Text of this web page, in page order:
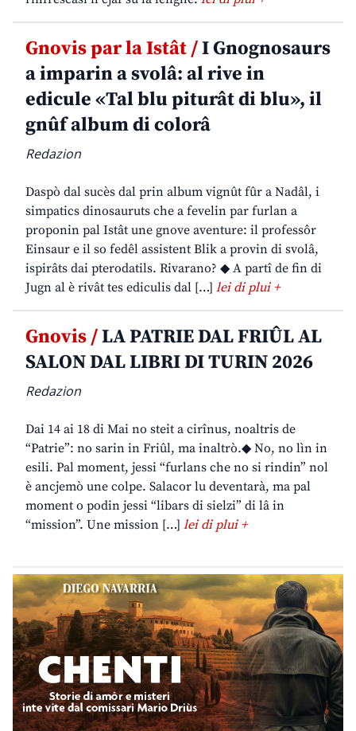
Gnovis par la Istât /I Gnognosaurs
a imparin a svolâ: al rive in
edicule «Tal blu piturât di blu», il
gnûf album di colorâ
Redazion
Daspò dal sucès dal prin album vignût fûr a Nadâl, i
simpatics dinosauruts che a fevelin par furlan a
proponin pal Istât une gnove aventure: il professôr
Einsaur e il so fedêl assistent Blik a provin di svolâ,
ispirâts dai pterodatils. Rivarano? ◆ A partî de fin di
Jugn al è rivât tes ediculis dal […] lei di plui +
Gnovis /LA PATRIE DAL FRIÛL AL
SALON DAL LIBRI DI TURIN 2026
Redazion
Dai 14 ai 18 di Mai no steit a cirînus, noaltris de
“Patrie”: no sarin in Friûl, ma inaltrò.◆ No, no lìn in
esili. Pal moment, jessi “furlans che no si rindin” nol
è ancjemò une colpe. Salacor lu deventarà, ma pal
moment o podin jessi “libars di sielzi” di lâ in
“mission”. Une mission […] lei di plui +